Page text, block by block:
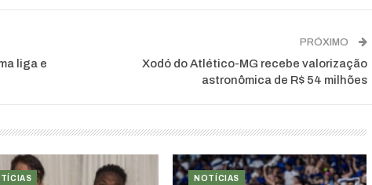
liga e
PRÓXIMO
Xodó do Atlético-MG recebe valorização
astronômica de R$ 54 milhões
NOTÍCIAS